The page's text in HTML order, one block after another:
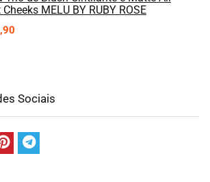
MELU BY RUBY ROSE
Sociais